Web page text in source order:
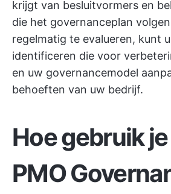
krijgt van besluitvormers en
die het governanceplan
regelmatig te evalueren, kunt
identificeren die voor
en uw governancemodel
behoeften van uw bedrijf.
Hoe gebruik
PMO